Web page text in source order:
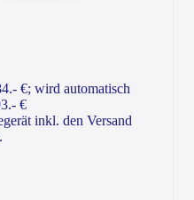
€; wird automatisch
€
inkl. den Versand